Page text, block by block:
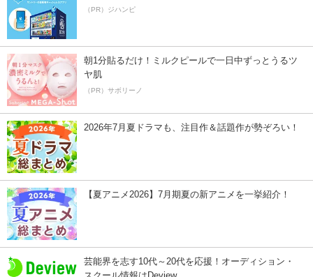
（PR）ジハンピ
朝1分貼るだけ！ミルクピールで一日中ずっとうるツ
ヤ肌
（PR）サボリーノ
2026年7月夏ドラマも、注目作＆話題作が勢ぞろい！
【夏アニメ2026】7月期夏の新アニメを一挙紹介！
芸能界を志す10代～20代を応援！オーディション・